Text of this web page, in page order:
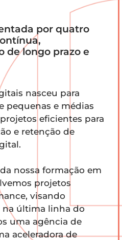
por quatro
de longo prazo e
nasceu para
pequenas e médias
eficientes para
e retenção de
nossa formação em
projetos
visando
na última linha do
uma agência de
aceleradora de